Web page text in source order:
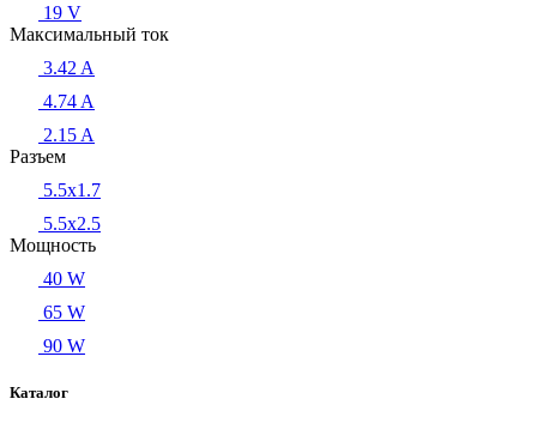
19 V
Максимальный ток
3.42 A
4.74 A
2.15 A
Разъем
5.5x1.7
5.5x2.5
Мощность
40 W
65 W
90 W
Каталог